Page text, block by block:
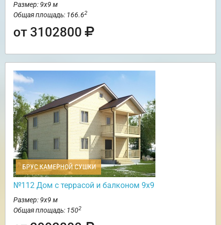
Размер: 9х9 м
Общая площадь: 166.62
от 3102800
БРУС КАМЕРНОЙ СУШКИ
№112 Дом с террасой и балконом 9х9
Размер: 9х9 м
Общая площадь: 1502